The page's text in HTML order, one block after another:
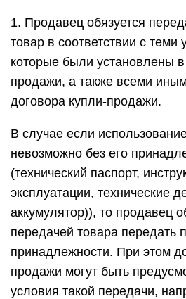
1. Продавец обязуется
товар в соответствии с
которые были установлены
продажи, а также всеми
договора купли-продажи.
В случае если
невозможно без его
(технический паспорт,
эксплуатации, технические
аккумулятор)), то продавец
передачей товара передать
принадлежности. При этом
продажи могут быть
условия такой передачи,